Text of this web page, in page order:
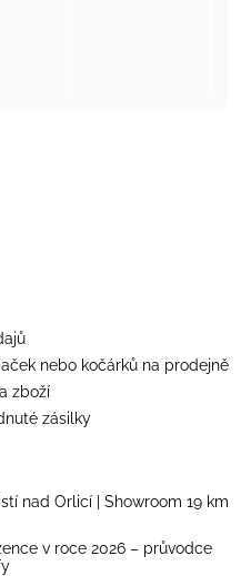
nebo kočárků na prodejně
zboží
zásilky
nad Orlicí | Showroom 19 km
v roce 2026 – průvodce